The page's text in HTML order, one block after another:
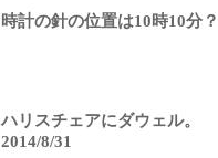
時計の針の位置は10時10分？
ハリスチェアにダウェル。
2014/8/31